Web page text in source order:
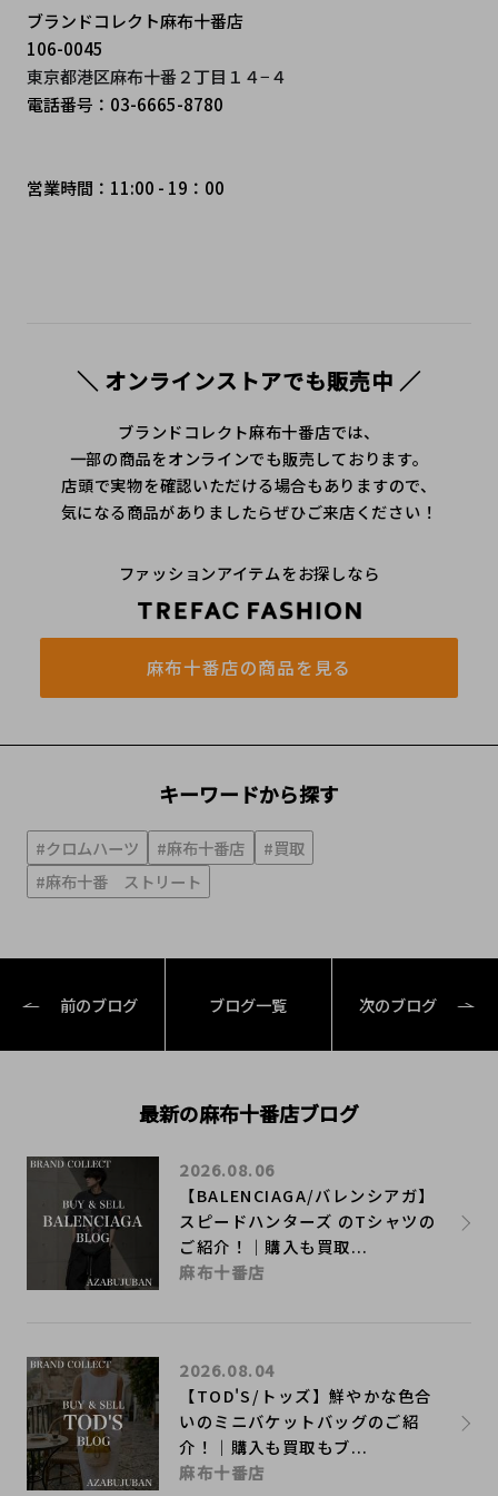
ブランドコレクト麻布十番店
106-0045
東京都港区麻布十番２丁目１４−４
電話番号：03-6665-8780
営業時間：11:00 - 19：00
＼ オンラインストアでも販売中 ／
ブランドコレクト麻布十番店では、
一部の商品をオンラインでも販売しております。
店頭で実物を確認いただける場合もありますので、
気になる商品がありましたらぜひご来店ください！
ファッションアイテムをお探しなら
麻布十番店の商品を見る
キーワードから探す
#クロムハーツ #麻布十番店
#買取
#麻布十番 ストリート
前のブログ ブログ一覧 次のブログ
最新の麻布十番店ブログ
【BALENCIAGA/バレンシアガ】
スピードハンターズ のTシャツの
ご紹介！｜購入も買取...
2026.08.06
麻布十番店
【TOD'S/トッズ】鮮やかな色合
いのミニバケットバッグのご紹
介！｜購入も買取もブ...
2026.08.04
麻布十番店